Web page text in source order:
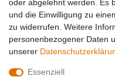
Impressum
Widerrufs­recht
oder abgelehnt werden. Es
und die Einwilligung zu
zu widerrufen. Weitere
personenbezogener Daten
unserer
Essenziell